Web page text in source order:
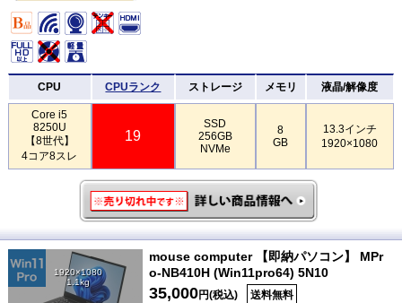
CPU CPUランク ストレージ メモリ 液晶/解像度
Core i5
8250U
【8世代】
4コア8スレ
19
SSD
256GB
NVMe
8
GB
13.3インチ
1920×1080
1920×1080
1.1kg
mouse computer 【即納パソコン】 MPr
o-NB410H (Win11pro64) 5N10
35,000円(税込) 送料無料